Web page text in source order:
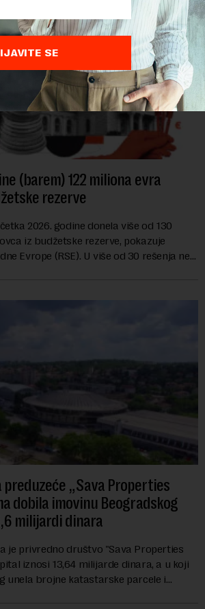
(barem) 122 miliona evra
rezerve
2026. godine donela više od 130
iz budžetske rezerve, pokazuje
Evrope (RSE). U više od 30 rešenja ne
preduzeće „Sava Properties
dobila imovinu Beogradskog
milijardi dinara
je privredno društvo "Sava Properties
iznosi 13,64 milijarde dinara, a u koji
unela brojne katastarske parcele i
SE